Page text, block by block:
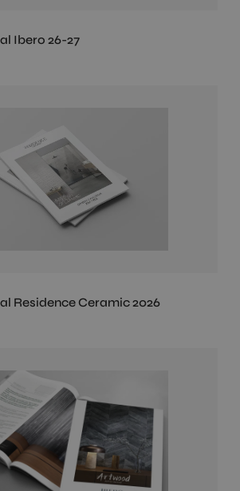
Ibero 26-27
Residence Ceramic 2026